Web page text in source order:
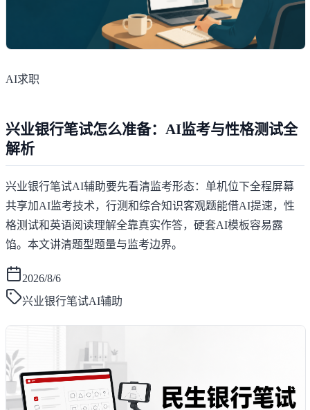
AI求职
兴业银行笔试怎么准备：AI监考与性格测试全
解析
兴业银行笔试AI辅助要先看清监考形态：单机位下全程屏幕
共享加AI监考技术，行测和综合知识客观题能借AI提速，性
格测试和英语阅读理解全靠真实作答，硬套AI模板容易露
馅。本文讲清题型题量与监考边界。
2026/8/6
兴业银行笔试AI辅助